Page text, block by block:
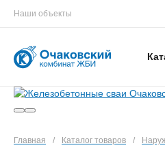
Наши объекты
Главная / Каталог товаров /